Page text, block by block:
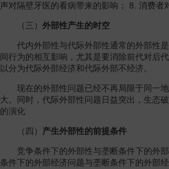
声对隔壁牙医的看病带来的影响； 8. 消费者
（三） 外部性产生的时空
代内外部性与代际外部性通常的外部性是
间行为的相互影响，尤其是要消除前代对后
以分为代际外部经济和代际外部不经济。
现在的外部性问题已经不再局限于同一地
大。同时，代际外部性问题日益突出，生态
的演化
（四） 产生外部性的前提条件
竞争条件下的外部性与垄断条件下的外
条件下的外部经济问题与垄断条件下的外部